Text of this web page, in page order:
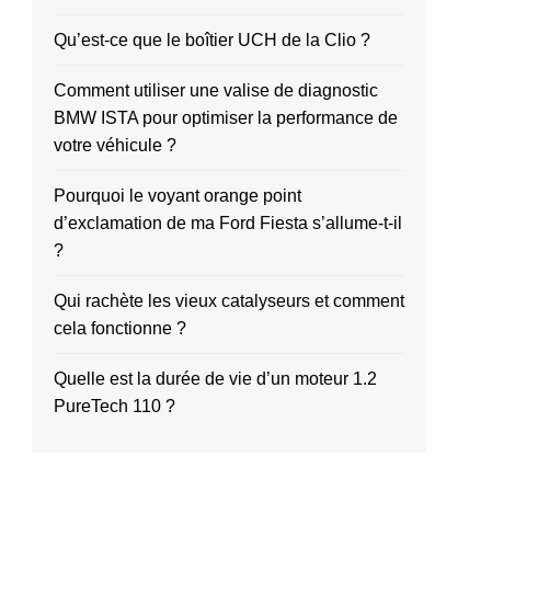
Qu’est-ce que le boîtier UCH de la Clio ?
Comment utiliser une valise de diagnostic
BMW ISTA pour optimiser la performance de
votre véhicule ?
Pourquoi le voyant orange point
d’exclamation de ma Ford Fiesta s’allume-t-il
?
Qui rachète les vieux catalyseurs et comment
cela fonctionne ?
Quelle est la durée de vie d’un moteur 1.2
PureTech 110 ?